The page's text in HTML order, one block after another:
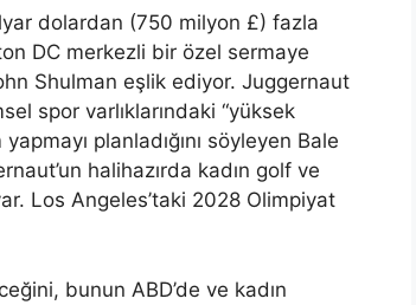
dolardan (750 milyon £) fazla
DC merkezli bir özel sermaye
Shulman eşlik ediyor. Juggernaut
spor varlıklarındaki “yüksek
planladığını söyleyen Bale
halihazırda kadın golf ve
Los Angeles’taki 2028 Olimpiyat
bunun ABD’de ve kadın